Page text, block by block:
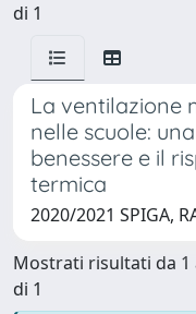
di 1
La ventilazione
nelle scuole:
benessere e il
termica
2020/2021 SPIGA,
Mostrati risultati da 1
di 1